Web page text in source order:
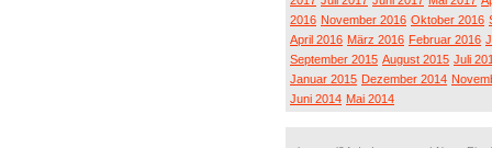
2016 November 2016 Oktober 2016
April 2016 März 2016 Februar 2016
September 2015 August 2015 Juli
Januar 2015 Dezember 2014
Juni 2014 Mai 2014